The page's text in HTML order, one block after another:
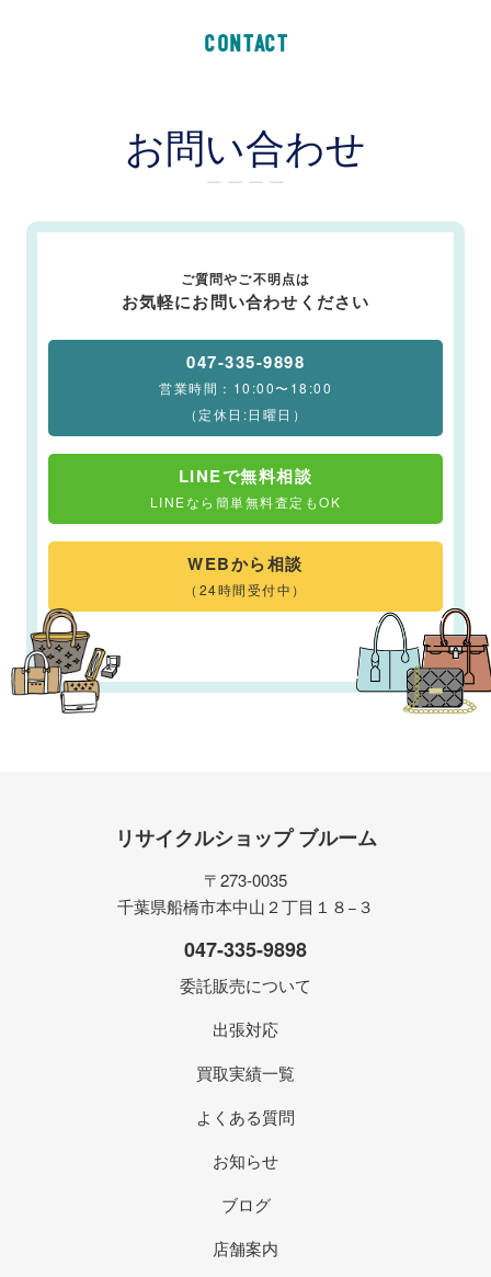
CONTACT
お問い合わせ
ー ー ー ー
ご質問やご不明点は
お気軽にお問い合わせください
047-335-9898
営業時間：10:00〜18:00
（定休日:日曜日）
LINEで無料相談
LINEなら簡単無料査定もOK
WEBから相談
（24時間受付中）
リサイクルショップ ブルーム
〒273-0035
千葉県船橋市本中山２丁目１８−３
047-335-9898
委託販売について
出張対応
買取実績一覧
よくある質問
お知らせ
ブログ
店舗案内